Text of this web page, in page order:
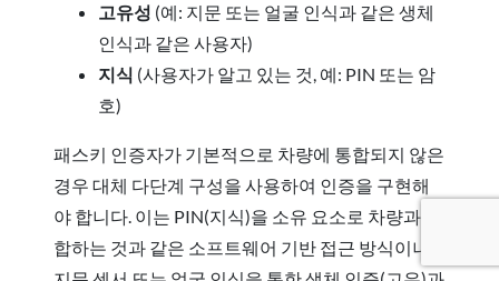
고유성 (예: 지문 또는 얼굴 인식과 같은 생체
인식과 같은 사용자)
지식 (사용자가 알고 있는 것, 예: PIN 또는 암
호)
패스키 인증자가 기본적으로 차량에 통합되지 않은
경우 대체 다단계 구성을 사용하여 인증을 구현해
야 합니다. 이는 PIN(지식)을 소유 요소로 차량과 결
합하는 것과 같은 소프트웨어 기반 접근 방식이나